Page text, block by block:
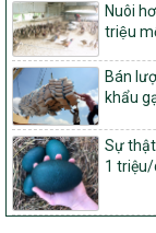
14/2026/TT-
Hướng dẫn thực
tiêu chí quốc gia
phạm vi quản lý
417/QĐ-BNNMT
Phê duyệt
mới, giảm nghèo
đồng bào dân tộc
đoạn I: Từ năm
Nuôi
triệu
Bán
khẩu
Sự
1